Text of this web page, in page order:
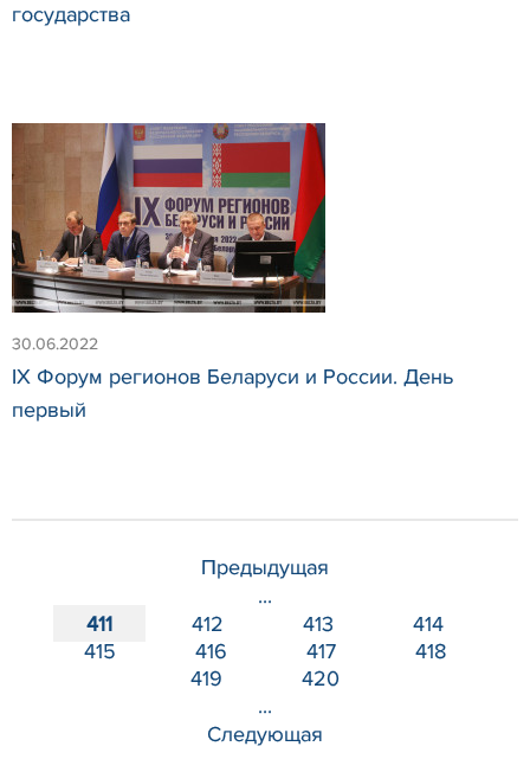
государства
30.06.2022
IX Форум регионов Беларуси и России. День
первый
Предыдущая
...
411
412 413
414
415
416 417
418
419
420
...
Следующая